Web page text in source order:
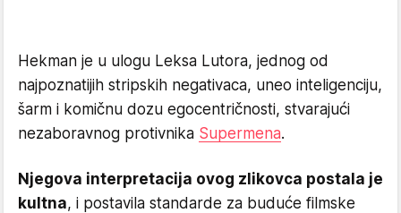
Hekman je u ulogu Leksa Lutora, jednog od
najpoznatijih stripskih negativaca, uneo inteligenciju,
šarm i komičnu dozu egocentričnosti, stvarajući
nezaboravnog protivnika Supermena.
Njegova interpretacija ovog zlikovca postala je
kultna, i postavila standarde za buduće filmske